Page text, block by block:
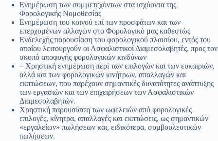
Ενημέρωση των συμμετεχόντων στα ισχύοντα της
Φορολογικής Νομοθεσίας
Ενημέρωση του κοινού επί των προσφάτων και των
επερχομένων αλλαγών στο Φορολογικό μας καθεστώς
Ενδελεχής παρουσίαση του φορολογικού πλαισίου, εντός του
οποίου λειτουργούν οι Ασφαλιστικοί Διαμεσολαβητές, προς τον
σκοπό αποφυγής φορολογικών κινδύνων
– Χρηστική ενημέρωση περί των επιλογών και των ευκαιριών,
αλλά και των φορολογικών κινήτρων, απαλλαγών και
εκπτώσεων, που παρέχουν σημαντικές δυνατότητες ανάπτυξης
των εργασιών και των επιχειρήσεων των Ασφαλιστικών
Διαμεσολαβητών.
Χρηστική παρουσίαση των ωφελειών από φορολογικές
επιλογές, κίνητρα, απαλλαγές και εκπτώσεις, ως σημαντικών
«εργαλείων» πωλήσεων και, ειδικότερα, συμβουλευτικών
πωλήσεων.